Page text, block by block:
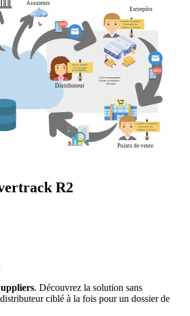
R2
. Découvrez la solution sans
ciblé à la fois pour un dossier de